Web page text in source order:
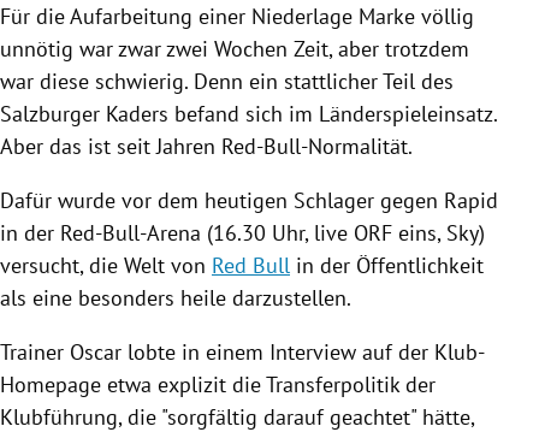
Für die Aufarbeitung einer Niederlage Marke völlig
unnötig war zwar zwei Wochen Zeit, aber trotzdem
war diese schwierig. Denn ein stattlicher Teil des
Salzburger Kaders befand sich im Länderspieleinsatz.
Aber das ist seit Jahren Red-Bull-Normalität.
Dafür wurde vor dem heutigen Schlager gegen Rapid
in der Red-Bull-Arena (16.30 Uhr, live ORF eins, Sky)
versucht, die Welt von Red Bull in der Öffentlichkeit
als eine besonders heile darzustellen.
Trainer Oscar lobte in einem Interview auf der Klub-
Homepage etwa explizit die Transferpolitik der
Klubführung, die "sorgfältig darauf geachtet" hätte,